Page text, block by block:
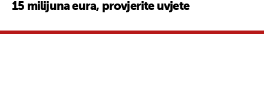
15 milijuna eura, provjerite uvjete